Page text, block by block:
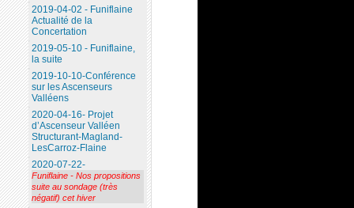
2019-04-02 - Funiflaine
Actualité de la
Concertation
2019-05-10 - Funiflaine,
la suite
2019-10-10-Conférence
sur les Ascenseurs
Valléens
2020-04-16- Projet
d’Ascenseur Valléen
Structurant-Magland-
LesCarroz-Flaine
2020-07-22-
Funiflaine - Nos propositions
suite au sondage (très
négatif) cet hiver